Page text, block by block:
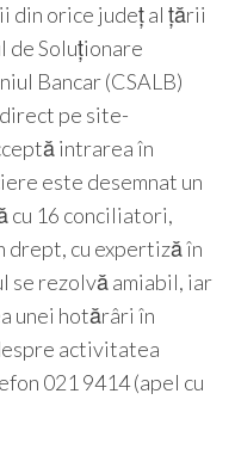
din orice județ al țării
Soluționare
Bancar (CSALB)
pe site-
intrarea în
este desemnat un
cu 16 conciliatori,
drept, cu expertiză în
se rezolvă amiabil, iar
unei hotărâri în
activitatea
021 9414 (apel cu